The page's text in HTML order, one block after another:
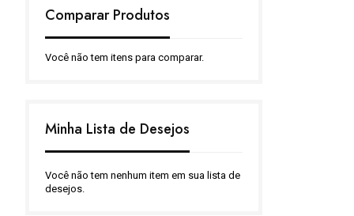
Comparar Produtos
Você não tem itens para comparar.
Minha Lista de Desejos
Você não tem nenhum item em sua lista de
desejos.